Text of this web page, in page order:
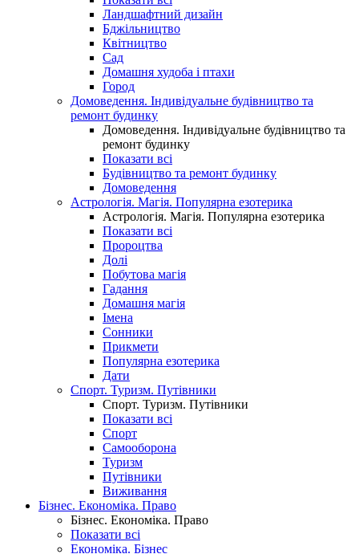
Ландшафтний дизайн
Бджільництво
Квітництво
Сад
Домашня худоба і птахи
Город
Домоведення. Індивідуальне будівництво та
ремонт будинку
Домоведення. Індивідуальне будівництво та
ремонт будинку
Показати всі
Будівництво та ремонт будинку
Домоведення
Астрологія. Магія. Популярна езотерика
Астрологія. Магія. Популярна езотерика
Показати всі
Пророцтва
Долі
Побутова магія
Гадання
Домашня магія
Імена
Сонники
Прикмети
Популярна езотерика
Дати
Спорт. Туризм. Путівники
Спорт. Туризм. Путівники
Показати всі
Спорт
Самооборона
Туризм
Путівники
Виживання
Бізнес. Економіка. Право
Бізнес. Економіка. Право
Показати всі
Економіка. Бізнес